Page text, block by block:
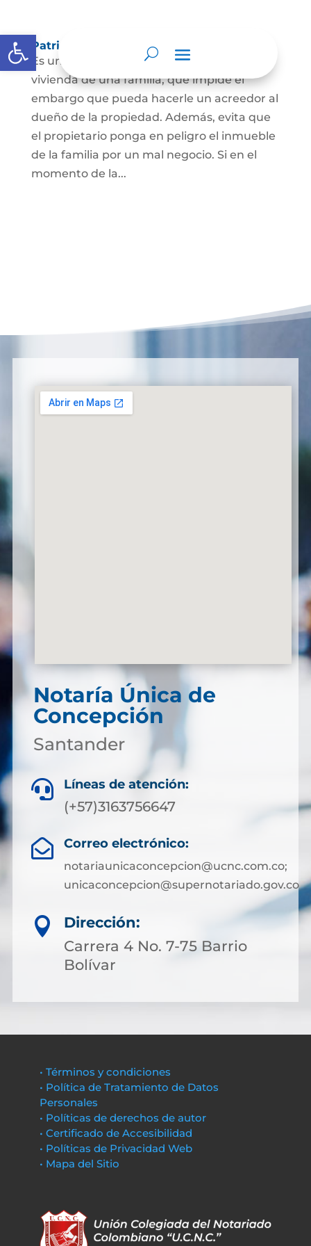
Abrir barra de herramientas
Patrimonio de familia inembargable
Es una clase especial de protección de la
vivienda de una familia, que impide el
embargo que pueda hacerle un acreedor al
dueño de la propiedad. Además, evita que
el propietario ponga en peligro el inmueble
de la familia por un mal negocio. Si en el
momento de la...
Notaría Única de
Concepción
Santander
 Líneas de atención:
(+57)3163756647
 Correo electrónico:
notariaunicaconcepcion@ucnc.com.co;
unicaconcepcion@supernotariado.gov.co

Dirección:
Carrera 4 No. 7-75 Barrio
Bolívar
• Términos y condiciones
• Política de Tratamiento de Datos
Personales
• Políticas de derechos de autor
• Certificado de Accesibilidad
• Políticas de Privacidad Web
• Mapa del Sitio